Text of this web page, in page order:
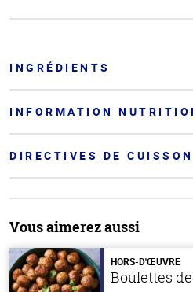
INGRÉDIENTS
INFORMATION
DIRECTIVES DE CUISSON
Vous aimerez aussi
HORS-D'ŒUVRE
Boulettes